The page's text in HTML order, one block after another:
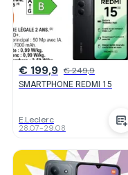
€ 199,9 € 249,9
SMARTPHONE REDMI 15
E.Leclerc
28.07-29.08